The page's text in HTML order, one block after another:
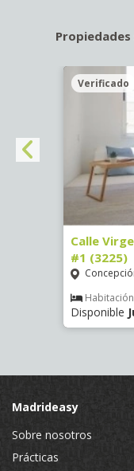
Verificado
Calle
#1 (3225)
Habitación
Disponible
Madrideasy
Sobre nosotros
Prácticas